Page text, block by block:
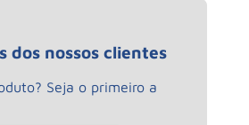
dos nossos clientes
Seja o primeiro a